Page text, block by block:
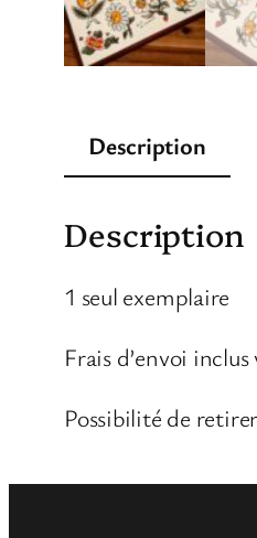
Description
Description
1 seul exemplaire
Frais d’envoi
Possibilité de